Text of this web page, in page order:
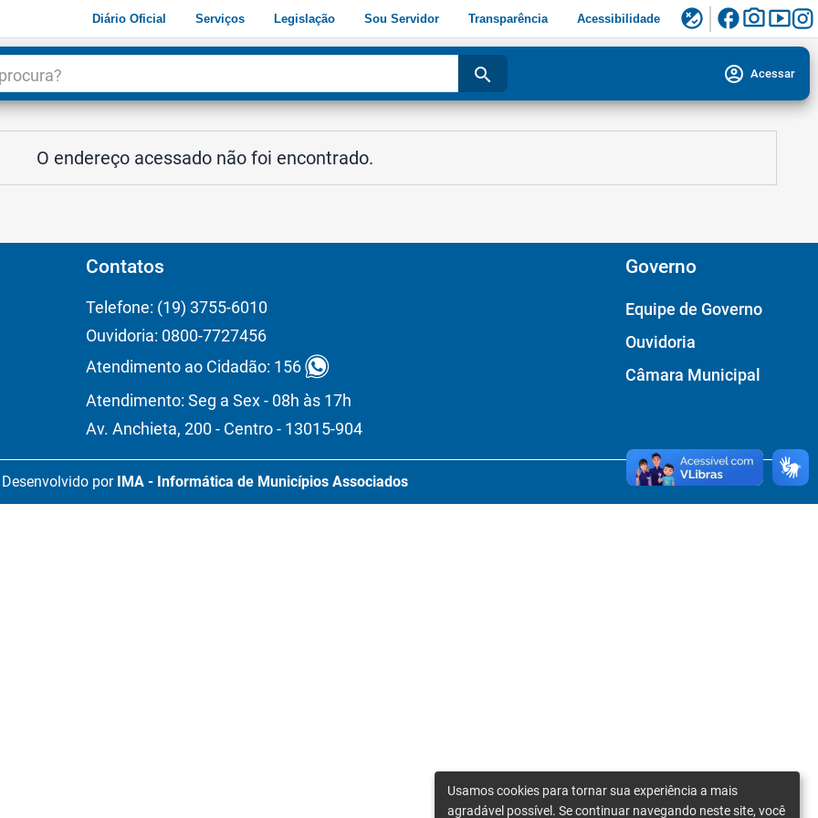
Diário Oficial Serviços Legislação Sou Servidor Transparência Acessibilidade flaky facebookphoto_camerasmart_display
search account_circle Acessar
O endereço acessado não foi encontrado.
Contatos
Telefone: (19) 3755-6010
Ouvidoria: 0800-7727456
Atendimento ao Cidadão: 156
Atendimento: Seg a Sex - 08h às 17h
Av. Anchieta, 200 - Centro - 13015-904
Governo
Equipe de Governo
Ouvidoria
Câmara Municipal
Desenvolvido por IMA - Informática de Municípios Associados
Usamos cookies para tornar sua experiência a mais
agradável possível. Se continuar navegando neste site, você